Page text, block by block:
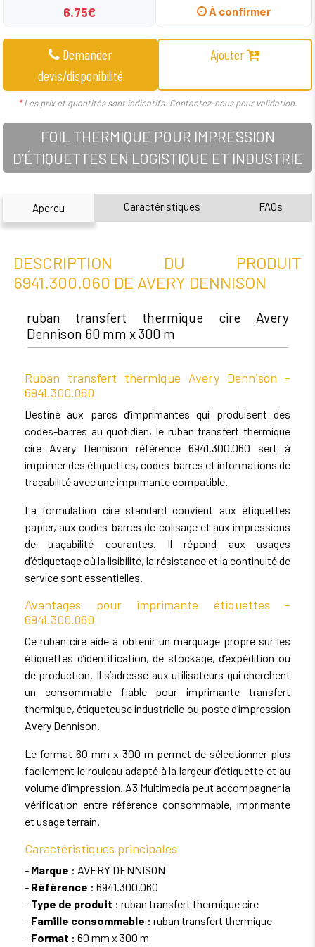
6.75€ À confirmer
Demander
devis/disponibilité
Ajouter
*Les prix et quantités sont indicatifs. Contactez-nous pour validation.
FOIL THERMIQUE POUR IMPRESSION
D’ÉTIQUETTES EN LOGISTIQUE ET INDUSTRIE
Apercu Caractéristiques FAQs
DESCRIPTION DU PRODUIT
6941.300.060 DE AVERY DENNISON
ruban transfert thermique cire Avery
Dennison 60 mm x 300 m
Ruban transfert thermique Avery Dennison -
6941.300.060
Destiné aux parcs d’imprimantes qui produisent des
codes-barres au quotidien, le ruban transfert thermique
cire Avery Dennison référence 6941.300.060 sert à
imprimer des étiquettes, codes-barres et informations de
traçabilité avec une imprimante compatible.
La formulation cire standard convient aux étiquettes
papier, aux codes-barres de colisage et aux impressions
de traçabilité courantes. Il répond aux usages
d’étiquetage où la lisibilité, la résistance et la continuité de
service sont essentielles.
Avantages pour imprimante étiquettes -
6941.300.060
Ce ruban cire aide à obtenir un marquage propre sur les
étiquettes d’identification, de stockage, d’expédition ou
de production. Il s’adresse aux utilisateurs qui cherchent
un consommable fiable pour imprimante transfert
thermique, étiqueteuse industrielle ou poste d’impression
Avery Dennison.
Le format 60 mm x 300 m permet de sélectionner plus
facilement le rouleau adapté à la largeur d’étiquette et au
volume d’impression. A3 Multimedia peut accompagner la
vérification entre référence consommable, imprimante
et usage terrain.
Caractéristiques principales
- Marque : AVERY DENNISON
- Référence : 6941.300.060
- Type de produit : ruban transfert thermique cire
- Famille consommable : ruban transfert thermique
- Format : 60 mm x 300 m